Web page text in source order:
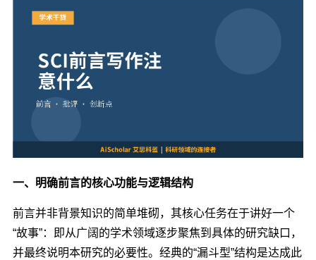
一、明确前言的核心功能与逻辑结构
前言并非背景知识的简单堆砌，其核心任务在于讲好一个
“故事”：即从广阔的学术领域逐步聚焦到具体的研究缺口，
并最终说明本研究的必要性。经典的“漏斗型”结构是达成此